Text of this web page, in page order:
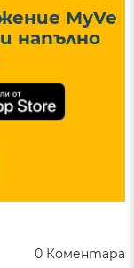
MyVe
напълно
0 Коментара